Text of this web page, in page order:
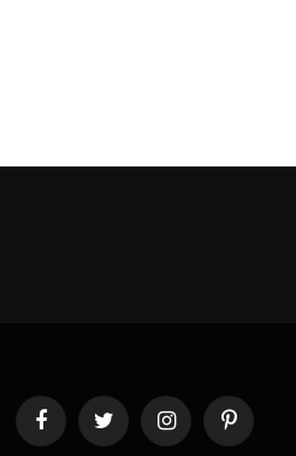
FacebookTwitter InstagramPinterest